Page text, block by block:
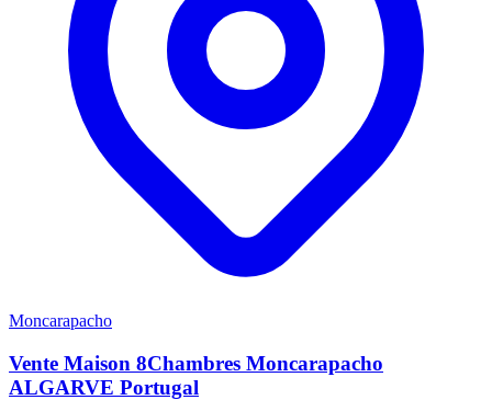
Moncarapacho
Vente Maison 8Chambres Moncarapacho
ALGARVE Portugal